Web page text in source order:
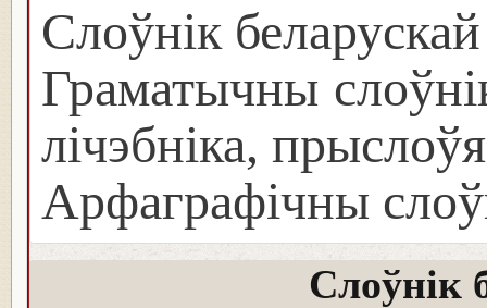
Слоўнік
Граматычны
лічэбніка, прыслоўя
Арфаграфічны
Слоўнік